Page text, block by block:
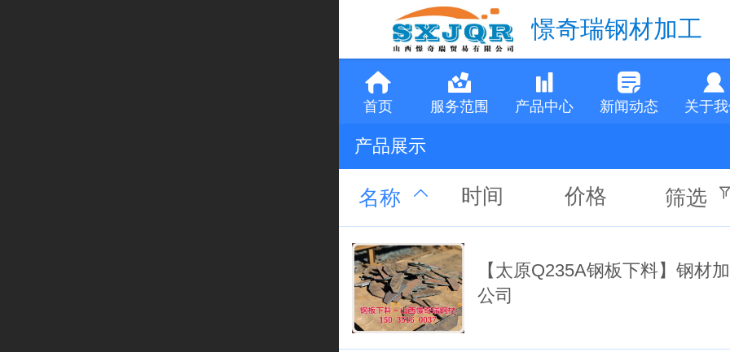
憬奇瑞钢材加工
首页 服务范围 产品中心 新闻动态 关于
产品展示
名称 时间 价格 筛选
【太原Q235A钢板下料】钢材
公司